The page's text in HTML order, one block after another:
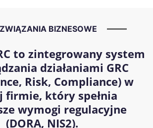
BIZNESOWE
to zintegrowany system
działaniami GRC
Risk, Compliance) w
firmie, który spełnia
wymogi regulacyjne
(DORA, NIS2).